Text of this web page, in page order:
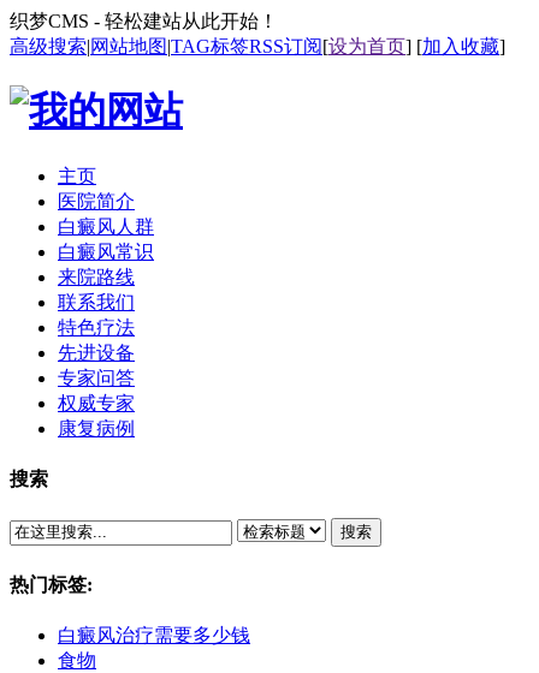
织梦CMS - 轻松建站从此开始！
高级搜索|网站地图|TAG标签RSS订阅[设为首页] [加入收藏]
主页
医院简介
白癜风人群
白癜风常识
来院路线
联系我们
特色疗法
先进设备
专家问答
权威专家
康复病例
搜索
搜索
热门标签:
白癜风治疗需要多少钱
食物